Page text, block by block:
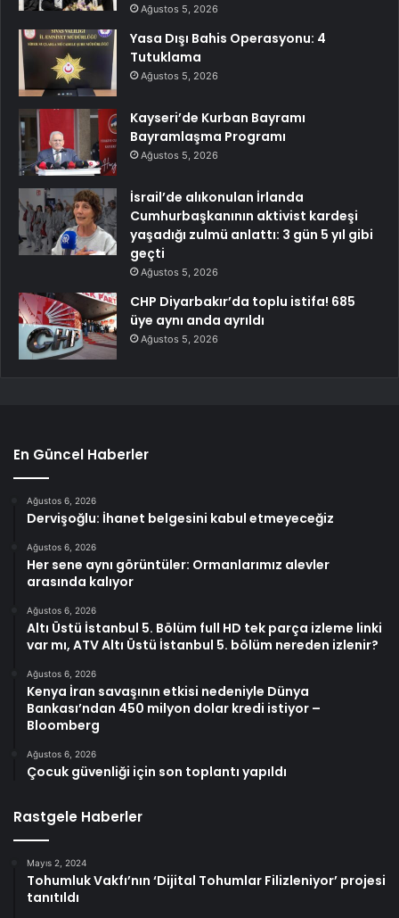
Ağustos 5, 2026
Yasa Dışı Bahis Operasyonu: 4
Tutuklama
Ağustos 5, 2026
Kayseri’de Kurban Bayramı
Bayramlaşma Programı
Ağustos 5, 2026
İsrail’de alıkonulan İrlanda
Cumhurbaşkanının aktivist kardeşi
yaşadığı zulmü anlattı: 3 gün 5 yıl gibi
geçti
Ağustos 5, 2026
CHP Diyarbakır’da toplu istifa! 685
üye aynı anda ayrıldı
Ağustos 5, 2026
En Güncel Haberler
Ağustos 6, 2026
Dervişoğlu: İhanet belgesini kabul etmeyeceğiz
Ağustos 6, 2026
Her sene aynı görüntüler: Ormanlarımız alevler
arasında kalıyor
Ağustos 6, 2026
Altı Üstü İstanbul 5. Bölüm full HD tek parça izleme linki
var mı, ATV Altı Üstü İstanbul 5. bölüm nereden izlenir?
Ağustos 6, 2026
Kenya İran savaşının etkisi nedeniyle Dünya
Bankası’ndan 450 milyon dolar kredi istiyor –
Bloomberg
Ağustos 6, 2026
Çocuk güvenliği için son toplantı yapıldı
Rastgele Haberler
Mayıs 2, 2024
Tohumluk Vakfı’nın ‘Dijital Tohumlar Filizleniyor’ projesi
tanıtıldı